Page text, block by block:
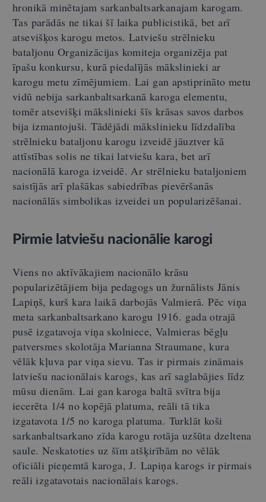
hronikā minētajam sarkanbaltsarkanajam karogam.
Tas parādās ne tikai šī laika publicistikā, bet arī
atsevišķos karogu metos. Latviešu strēlnieku
bataljonu Organizācijas komiteja organizēja pat
īpašu konkursu, kurā piedalījās mākslinieki ar
karogu metu zīmējumiem. Lai gan apstiprināto metu
vidū nebija sarkanbaltsarkanā karoga elementu,
tomēr atsevišķi mākslinieki šīs krāsas savos darbos
bija izmantojuši. Tādējādi mākslinieku līdzdalība
strēlnieku bataljonu karogu izveidē jāuztver kā
attīstības solis ne tikai latviešu kara, bet arī
nacionālā karoga izveidē. Ar strēlnieku bataljoniem
saistījās arī plašākas sabiedrības pievēršanās
nacionālās simbolikas izveidei un popularizēšanai.
Pirmie latviešu nacionālie karogi
Viens no aktīvākajiem nacionālo krāsu
popularizētājiem bija pedagogs un žurnālists Jānis
Lapiņš, kurš kara laikā darbojās Valmierā. Pēc viņa
meta sarkanbaltsarkano karogu 1916. gada otrajā
pusē izgatavoja viņa skolniece, Valmieras bēgļu
patversmes skolotāja Marianna Straumane, kura
vēlāk kļuva par viņa sievu. Tas ir pirmais zināmais
latviešu nacionālais karogs, kas arī saglabājies līdz
mūsu dienām. Lai gan karoga baltā svītra bija
iecerēta 1/4 no kopējā platuma, reāli tā tika
izgatavota 1/5 no karoga platuma. Turklāt koši
sarkanbaltsarkano zīda karogu rotāja uzšūta dzeltena
saule. Neskatoties uz šīm atšķirībām no vēlāk
oficiāli pieņemtā karoga, J. Lapiņa karogs ir pirmais
reāli izgatavotais nacionālais karogs.